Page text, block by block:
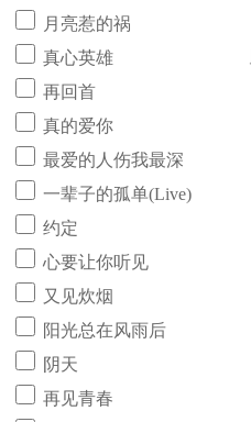
月亮惹的祸
真心英雄
再回首
真的爱你
最爱的人伤我最深
一辈子的孤单(Live)
约定
心要让你听见
又见炊烟
阳光总在风雨后
阴天
再见青春